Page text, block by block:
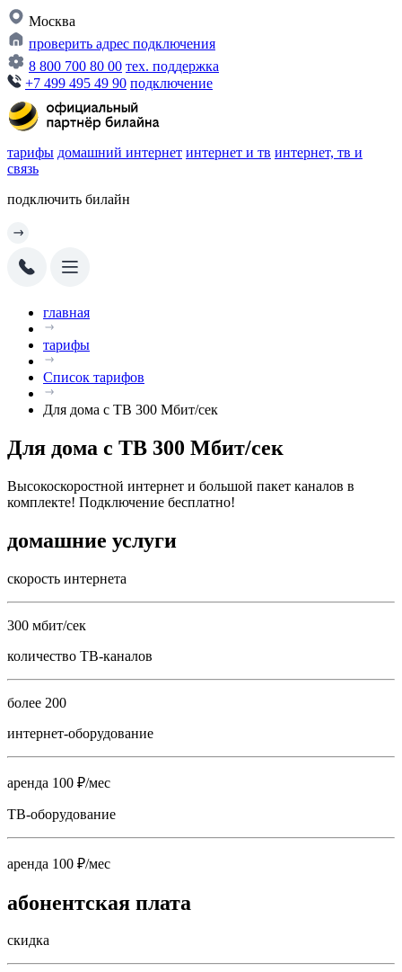
Москва
проверить адрес подключения
8 800 700 80 00 тех. поддержка
+7 499 495 49 90 подключение
тарифы домашний интернет интернет и тв интернет, тв и
связь
подключить билайн
главная
тарифы
Список тарифов
Для дома с ТВ 300 Мбит/сек
Для дома с ТВ 300 Мбит/сек
Высокоскоростной интернет и большой пакет каналов в
комплекте! Подключение бесплатно!
домашние услуги
скорость интернета
300 мбит/сек
количество ТВ-каналов
более 200
интернет-оборудование
аренда 100 ₽/мес
ТВ-оборудование
аренда 100 ₽/мес
абонентская плата
скидка